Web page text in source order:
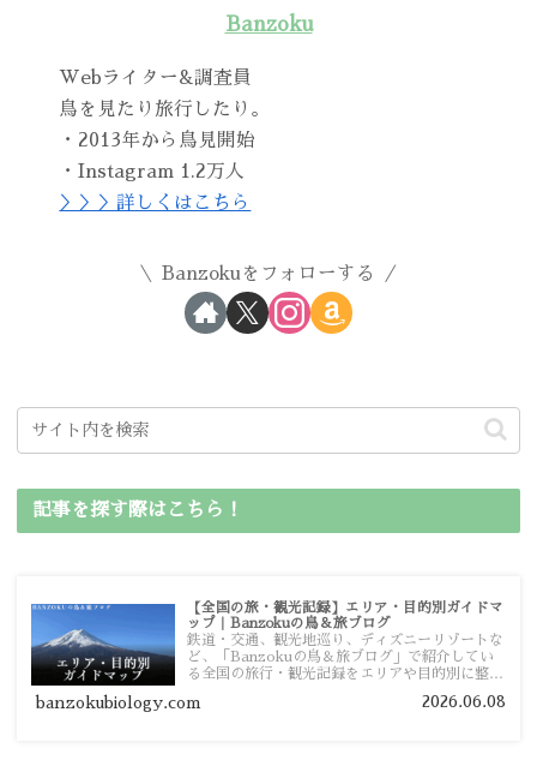
Banzoku
Webライター&調査員
鳥を見たり旅行したり。
・2013年から鳥見開始
・Instagram 1.2万人
＞＞＞詳しくはこちら
Banzokuをフォローする
記事を探す際はこちら！
【全国の旅・観光記録】エリア・目的別ガイドマ
ップ｜Banzokuの鳥＆旅ブログ
鉄道・交通、観光地巡り、ディズニーリゾートな
ど、「Banzokuの鳥＆旅ブログ」で紹介してい
る全国の旅行・観光記録をエリアや目的別に整理
ガイドマップからスムーズに見つけていただけま
banzokubiology.com 2026.06.08